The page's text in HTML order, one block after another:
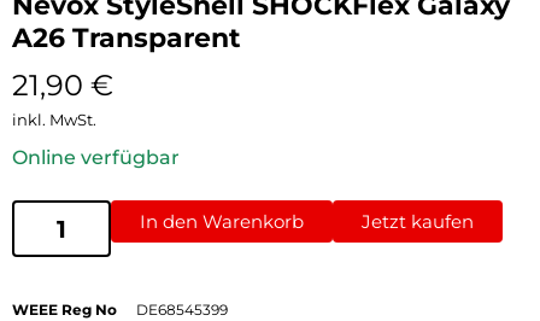
A26 Transparent
21,90 €
inkl. MwSt.
Online verfügbar
In den Warenkorb Jetzt kaufen
WEEE Reg No
DE68545399